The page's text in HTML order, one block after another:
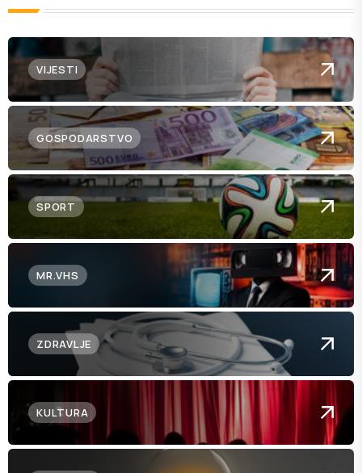
VIJESTI
GOSPODARSTVO
SPORT
MR.VHS
ZDRAVLJE
KULTURA